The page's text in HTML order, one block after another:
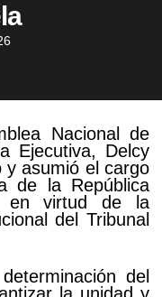
Nacional de
Ejecutiva, Delcy
y asumió el cargo
de la República
en virtud de la
del Tribunal
del